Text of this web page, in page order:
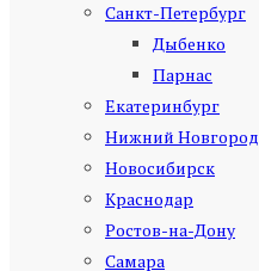
Санкт-Петербург
Дыбенко
Парнас
Екатеринбург
Нижний Новгород
Новосибирск
Краснодар
Ростов-на-Дону
Самара